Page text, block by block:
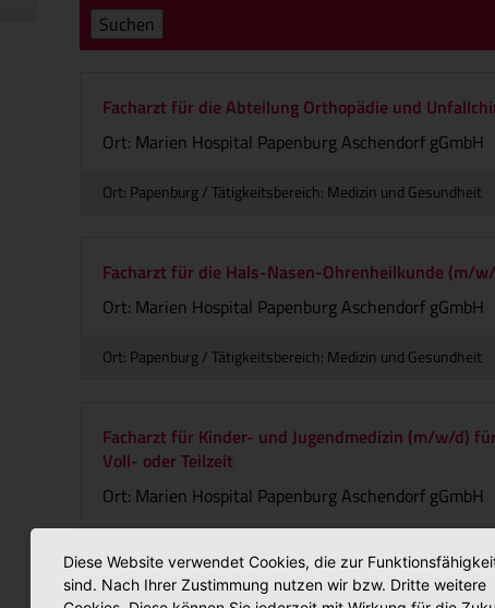
Suchen
Facharzt für die Abteilung Orthopädie und
Ort: Marien Hospital Papenburg Aschendorf gGmbH
Ort: Papenburg / Tätigkeitsbereich: Medizin und Gesundheit
Facharzt für die Hals-Nasen-Ohrenheilkunde (m/
Ort: Marien Hospital Papenburg Aschendorf gGmbH
Ort: Papenburg / Tätigkeitsbereich: Medizin und Gesundheit
Facharzt für Kinder- und Jugendmedizin (m/w/d)
Voll- oder Teilzeit
Ort: Marien Hospital Papenburg Aschendorf gGmbH
Diese Website verwendet Cookies, die zur
sind. Nach Ihrer Zustimmung nutzen wir bzw. Dritte weitere